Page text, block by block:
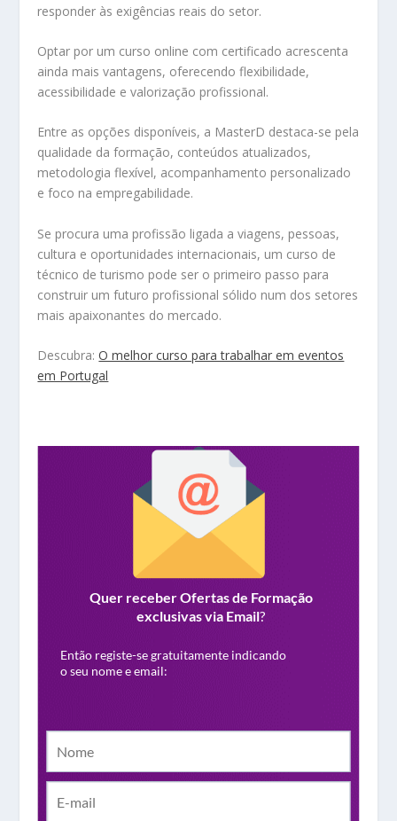
responder às exigências reais do setor.
Optar por um curso online com certificado acrescenta
ainda mais vantagens, oferecendo flexibilidade,
acessibilidade e valorização profissional.
Entre as opções disponíveis, a MasterD destaca-se pela
qualidade da formação, conteúdos atualizados,
metodologia flexível, acompanhamento personalizado
e foco na empregabilidade.
Se procura uma profissão ligada a viagens, pessoas,
cultura e oportunidades internacionais, um curso de
técnico de turismo pode ser o primeiro passo para
construir um futuro profissional sólido num dos setores
mais apaixonantes do mercado.
Descubra:O melhor curso para trabalhar em eventos
em Portugal